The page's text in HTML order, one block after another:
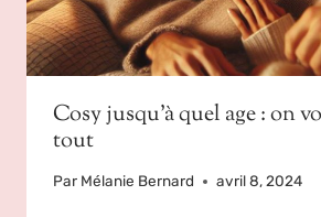
Cosy jusqu’à quel age : on
tout
Par Mélanie Bernard avril 8, 2024